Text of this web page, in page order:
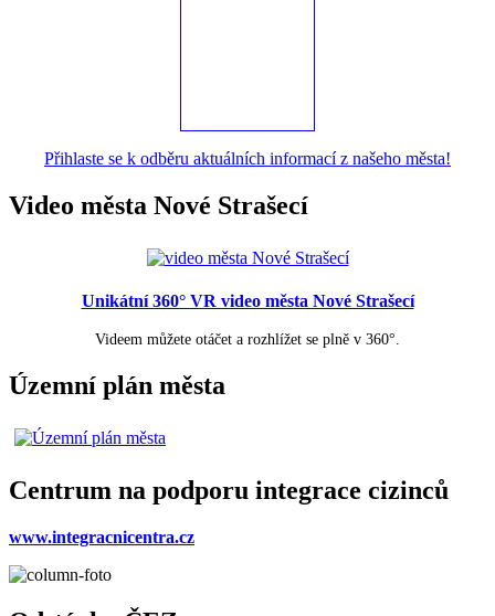
Přihlaste se k odběru aktuálních informací z našeho města!
Video města Nové Strašecí
Unikátní 360° VR video města Nové Strašecí
Videem můžete otáčet a rozhlížet se plně v 360°.
Územní plán města
Centrum na podporu integrace cizinců
www.integracnicentra.cz